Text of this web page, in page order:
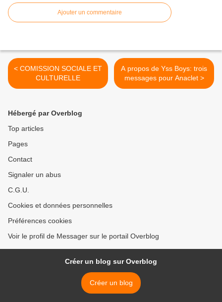
Ajouter un commentaire
< COMISSION SOCIALE ET
CULTURELLE
A propos de Yss Boys: trois
messages pour Anaclet >
Hébergé par Overblog
Top articles
Pages
Contact
Signaler un abus
C.G.U.
Cookies et données personnelles
Préférences cookies
Voir le profil de Messager sur le portail Overblog
Créer un blog sur Overblog
Créer un blog